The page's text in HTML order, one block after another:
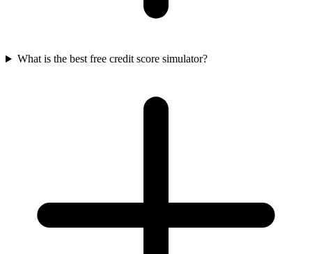
What is the best free credit score simulator?